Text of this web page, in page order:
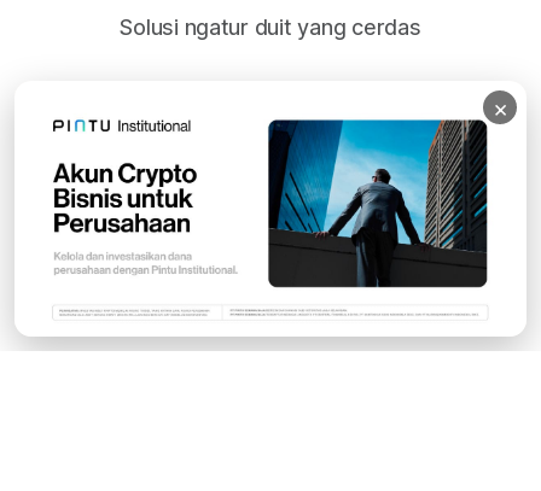
Solusi ngatur duit yang cerdas
Subscribe
×